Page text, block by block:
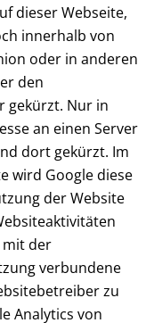
dieser Webseite,
innerhalb von
oder in anderen
den
gekürzt. Nur in
an einen Server
dort gekürzt. Im
wird Google diese
der Website
mit der
verbundene
zu
Analytics von